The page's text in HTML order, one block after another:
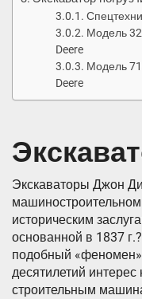
Модель
Deere
Модель
Deere
Экскаваторы Джон
историческим
основанной в 1837
подобный
десятилетий
строительным